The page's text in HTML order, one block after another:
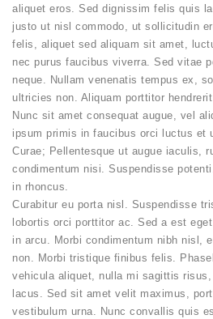
aliquet eros. Sed dignissim felis quis
justo ut nisl commodo, ut sollicitudin
felis, aliquet sed aliquam sit amet,
nec purus faucibus viverra. Sed vitae
neque. Nullam venenatis tempus ex,
ultricies non. Aliquam porttitor
Nunc sit amet consequat augue, vel
ipsum primis in faucibus orci luctus et
Curae; Pellentesque ut augue iaculis,
condimentum nisi. Suspendisse
in rhoncus.
Curabitur eu porta nisl. Suspendisse
lobortis orci porttitor ac. Sed a est
in arcu. Morbi condimentum nibh nisl,
non. Morbi tristique finibus felis.
vehicula aliquet, nulla mi sagittis
lacus. Sed sit amet velit maximus,
vestibulum urna. Nunc convallis quis